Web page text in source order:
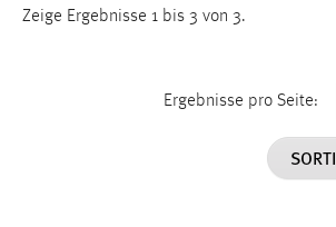
Zeige Ergebnisse 1 bis 3 von 3.
Ergebnisse pro Seite:
Zweck:
Cookie Laufzeit: